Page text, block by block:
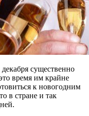
существенно
время им крайне
к новогодним
в стране и так